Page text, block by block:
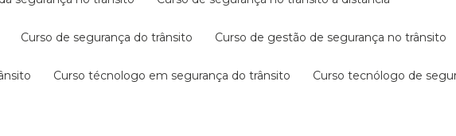
curso de segurança do trânsito curso de gestão de segurança no trânsito
curso técnologo em segurança do trânsito curso tecnólogo de